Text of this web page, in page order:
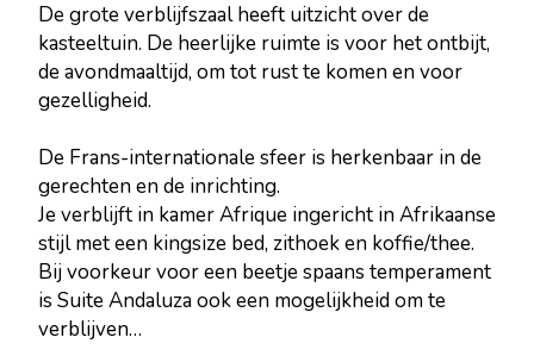
De grote verblijfszaal heeft uitzicht over de
kasteeltuin. De heerlijke ruimte is voor het ontbijt,
de avondmaaltijd, om tot rust te komen en voor
gezelligheid.
De Frans-internationale sfeer is herkenbaar in de
gerechten en de inrichting.
Je verblijft in kamer Afrique ingericht in Afrikaanse
stijl met een kingsize bed, zithoek en koffie/thee.
Bij voorkeur voor een beetje spaans temperament
is Suite Andaluza ook een mogelijkheid om te
verblijven…